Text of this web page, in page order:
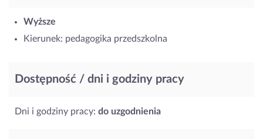
Wyższe
Kierunek: pedagogika przedszkolna
Dostępność / dni i godziny pracy
Dni i godziny pracy: do uzgodnienia